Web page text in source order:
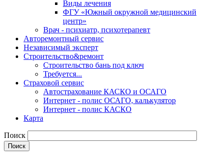
Виды лечения
ФГУ «Южный окружной медицинский
центр»
Врач - психиатр, психотерапевт
Авторемонтный сервис
Независимый эксперт
Строительство&ремонт
Строительство бань под ключ
Требуется...
Страховой сервис
Автострахование КАСКО и ОСАГО
Интернет - полис ОСАГО, калькулятор
Интернет - полис КАСКО
Карта
Поиск